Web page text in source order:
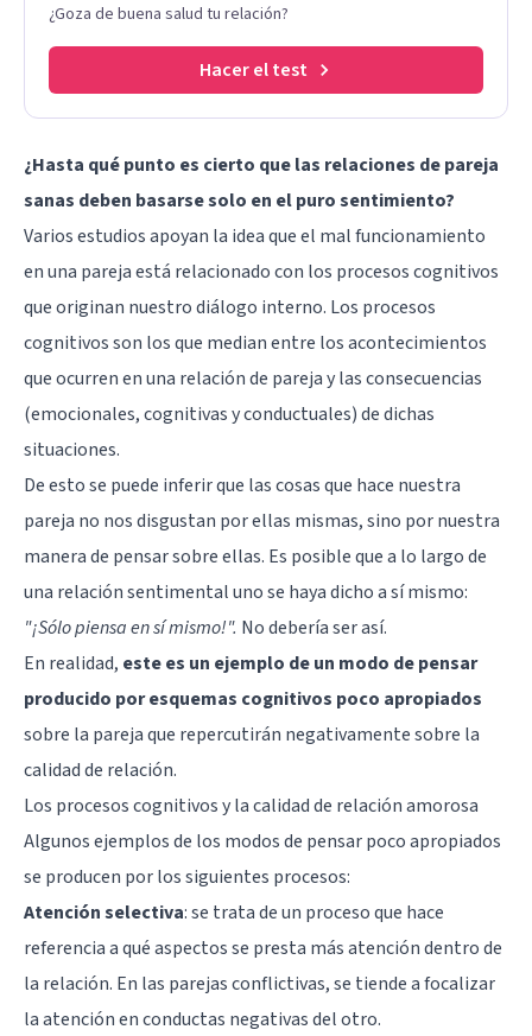
¿Goza de buena salud tu relación?
Hacer el test
¿Hasta qué punto es cierto que las relaciones de pareja
sanas deben basarse solo en el puro sentimiento?
Varios estudios apoyan la idea que el mal funcionamiento
en una parejaestá relacionado con los procesos cognitivos
que originan nuestro diálogo interno. Los procesos
cognitivos son los que median entre los acontecimientos
que ocurren en una relación de pareja y las consecuencias
(emocionales, cognitivas y conductuales) de dichas
situaciones.
De esto se puede inferir que las cosas que hace nuestra
pareja no nos disgustan por ellas mismas, sino por nuestra
manera de pensar sobre ellas. Es posible que a lo largo de
una relación sentimental uno se haya dicho a sí mismo:
"¡Sólo piensa en sí mismo!". No debería ser así.
En realidad, este es un ejemplo de un modo de pensar
producido por esquemas cognitivos poco apropiados
sobre la pareja que repercutirán negativamente sobre la
calidad de relación.
Los procesos cognitivos y la calidad de relación amorosa
Algunos ejemplos de los modos de pensar poco apropiados
se producen por los siguientes procesos:
Atención selectiva: se trata de un proceso que hace
referencia a qué aspectos se presta más atención dentro de
la relación. En las parejas conflictivas, se tiende a focalizar
la atención en conductas negativas del otro.